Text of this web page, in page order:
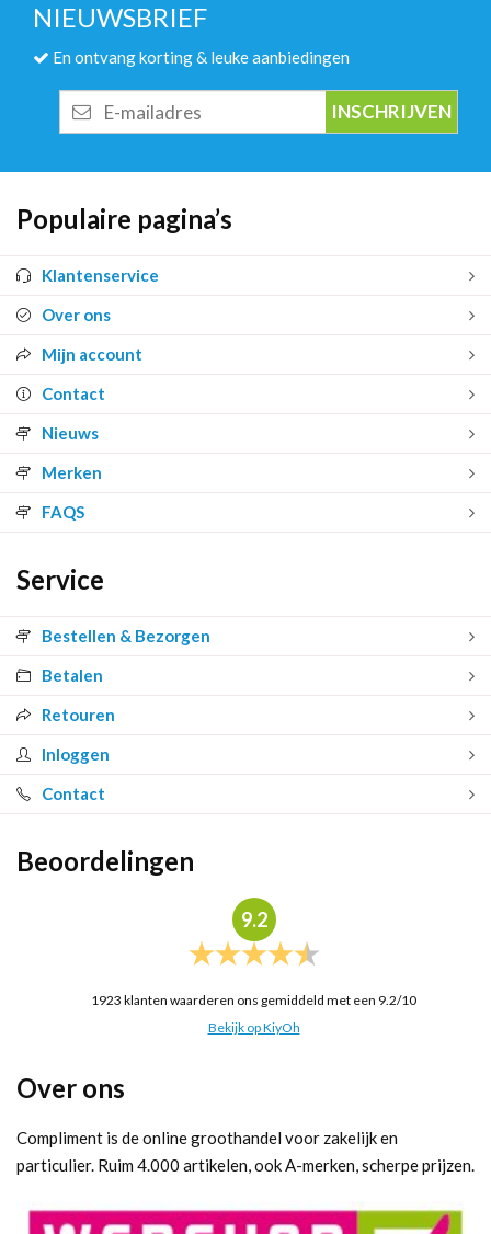
NIEUWSBRIEF
En ontvang korting & leuke aanbiedingen
mailadres
Populaire pagina’s
Klantenservice
Over ons
Mijn account
Contact
Nieuws
Merken
FAQS
Service
Bestellen & Bezorgen
Betalen
Retouren
Inloggen
Contact
Beoordelingen
9.2
1923 klanten waarderen ons gemiddeld met een 9.2/10
Bekijk op KiyOh
Over ons
Compliment is de online groothandel voor zakelijk en
particulier. Ruim 4.000 artikelen, ook A-merken, scherpe prijzen.